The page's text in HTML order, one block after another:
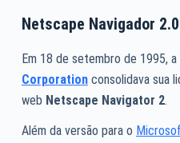
Netscape Navigador 2.0
Em 18 de setembro de 1995, a
Corporationconsolidava sua
web Netscape Navigator 2.
Além da versão para o